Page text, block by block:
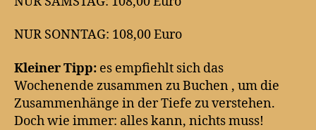
NUR SONNTAG: 108,00 Euro
Kleiner Tipp: es empfiehlt sich das
Wochenende zusammen zu Buchen , um die
Zusammenhänge in der Tiefe zu verstehen.
Doch wie immer: alles kann, nichts muss!